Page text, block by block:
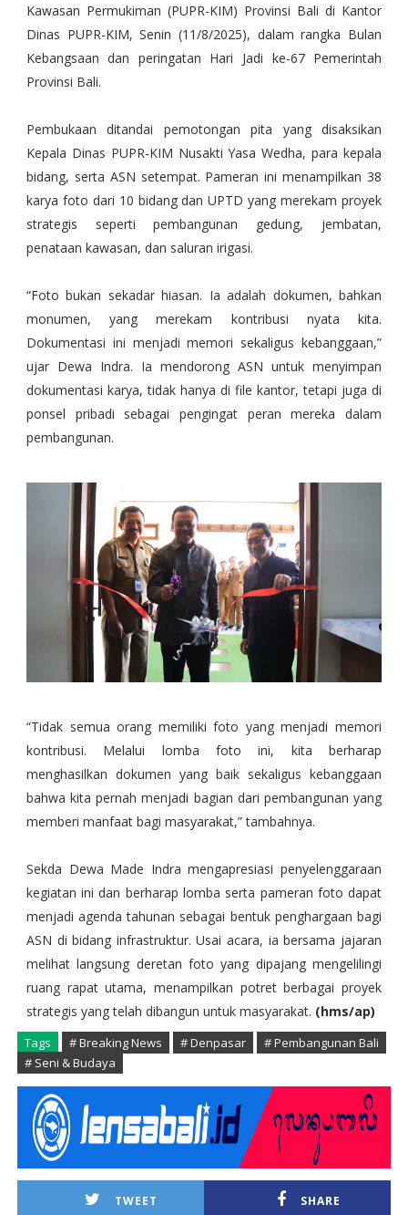
Kawasan Permukiman (PUPR-KIM) Provinsi Bali di Kantor
Dinas PUPR-KIM, Senin (11/8/2025), dalam rangka Bulan
Kebangsaan dan peringatan Hari Jadi ke-67 Pemerintah
Provinsi Bali.
Pembukaan ditandai pemotongan pita yang disaksikan
Kepala Dinas PUPR-KIM Nusakti Yasa Wedha, para kepala
bidang, serta ASN setempat. Pameran ini menampilkan 38
karya foto dari 10 bidang dan UPTD yang merekam proyek
strategis seperti pembangunan gedung, jembatan,
penataan kawasan, dan saluran irigasi.
“Foto bukan sekadar hiasan. Ia adalah dokumen, bahkan
monumen, yang merekam kontribusi nyata kita.
Dokumentasi ini menjadi memori sekaligus kebanggaan,”
ujar Dewa Indra. Ia mendorong ASN untuk menyimpan
dokumentasi karya, tidak hanya di file kantor, tetapi juga di
ponsel pribadi sebagai pengingat peran mereka dalam
pembangunan.
“Tidak semua orang memiliki foto yang menjadi memori
kontribusi. Melalui lomba foto ini, kita berharap
menghasilkan dokumen yang baik sekaligus kebanggaan
bahwa kita pernah menjadi bagian dari pembangunan yang
memberi manfaat bagi masyarakat,” tambahnya.
Sekda Dewa Made Indra mengapresiasi penyelenggaraan
kegiatan ini dan berharap lomba serta pameran foto dapat
menjadi agenda tahunan sebagai bentuk penghargaan bagi
ASN di bidang infrastruktur. Usai acara, ia bersama jajaran
melihat langsung deretan foto yang dipajang mengelilingi
ruang rapat utama, menampilkan potret berbagai proyek
strategis yang telah dibangun untuk masyarakat. (hms/ap)
Tags # Breaking News # Denpasar
# Pembangunan Bali
# Seni & Budaya
TWEET SHARE